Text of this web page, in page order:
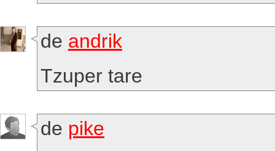
de andrik
Tzuper tare
de pike